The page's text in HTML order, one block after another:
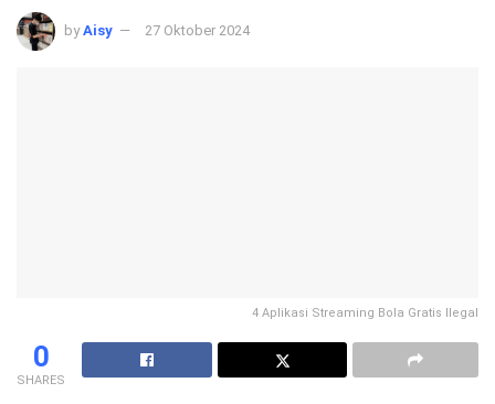
by Aisy 27 Oktober 2024
4 Aplikasi Streaming Bola Gratis Ilegal
0
SHARES